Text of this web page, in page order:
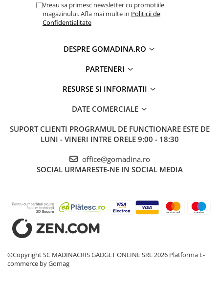
Vreau sa primesc newsletter cu promotiile
magazinului. Afla mai multe in Politicii de
Confidentialitate
DESPRE GOMADINA.RO
PARTENERI
RESURSE SI INFORMATII
DATE COMERCIALE
SUPORT CLIENTI PROGRAMUL DE FUNCTIONARE ESTE DE
LUNI - VINERI INTRE ORELE 9:00 - 18:30
office@gomadina.ro
SOCIAL URMARESTE-NE IN SOCIAL MEDIA
©Copyright SC MADINACRIS GADGET ONLINE SRL 2026 Platforma E-
commerce by Gomag